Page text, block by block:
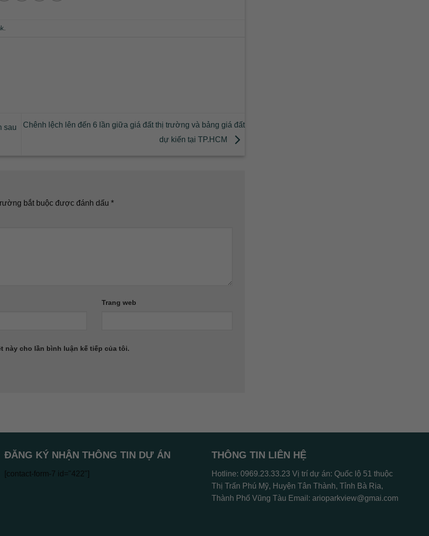
sau
Chênh lệch lên đến 6 lần giữa giá đất thị trường và bảng giá đất
dự kiến tại TP.HCM
bắt buộc được đánh dấu *
Trang web
này cho lần bình luận kế tiếp của tôi.
ĐĂNG KÝ NHẬN THÔNG TIN DỰ ÁN
[contact-form-7 id="422"]
THÔNG TIN LIÊN HỆ
Hotline: 0969.23.33.23 Vị trí dự án: Quốc lộ 51 thuộc
Thị Trấn Phú Mỹ, Huyện Tân Thành, Tỉnh Bà Rịa,
Thành Phố Vũng Tàu Email: arioparkview@gmai.com